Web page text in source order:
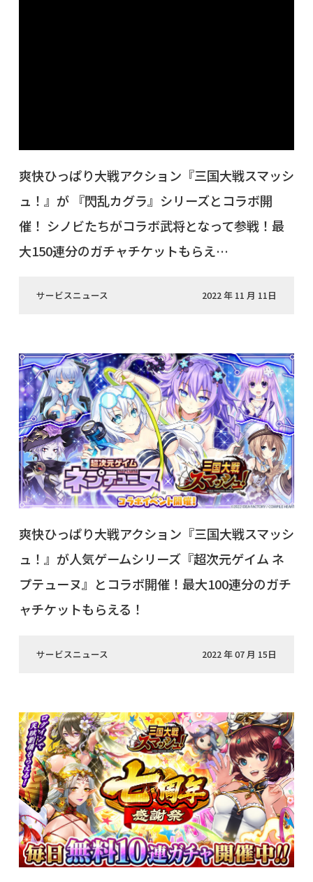
爽快ひっぱり大戦アクション『三国大戦スマッシ
ュ！』が 『閃乱カグラ』シリーズとコラボ開
催！ シノビたちがコラボ武将となって参戦！最
大150連分のガチャチケットもらえ…
サービスニュース 2022 年 11 月 11日
爽快ひっぱり大戦アクション『三国大戦スマッシ
ュ！』が人気ゲームシリーズ『超次元ゲイム ネ
プテューヌ』とコラボ開催！最大100連分のガチ
ャチケットもらえる！
サービスニュース 2022 年 07 月 15日